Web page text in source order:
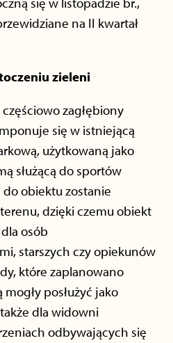
na II kwartał
zieleni
zagłębiony
się w istniejącą
użytkowaną jako
służącą do sportów
obiektu zostanie
dzięki czemu obiekt
osób
starszych czy opiekunów
które zaplanowano
posłużyć jako
dla widowni
odbywających się